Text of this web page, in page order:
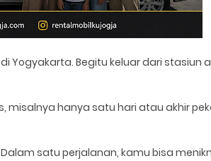
Yogyakarta. Begitu keluar dari stasiun
hanya satu hari atau akhir
satu perjalanan, kamu bisa